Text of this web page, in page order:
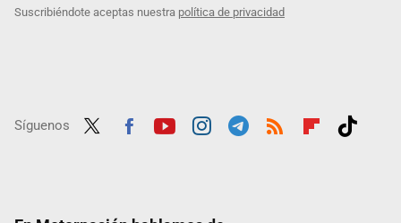
Suscribiéndote aceptas nuestra política de privacidad
Síguenos